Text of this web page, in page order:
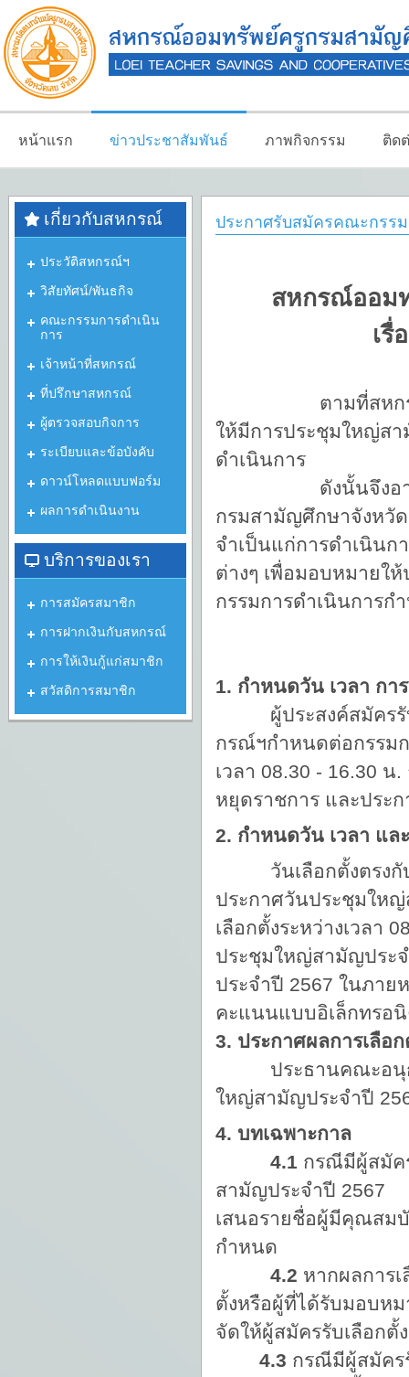
หน้าแรก ข่าวประชาสัมพันธ์ ภาพกิจกรรม ติด
ประกาศรับสมัครคณะกรรม
สหกรณ์ออม
เรื่
ตามที่สหกรณ์ออม
ให้มีการประชุมใหญ่สา
ดำเนินการ
ดังนั้นจึงอาศัยอำ
กรมสามัญศึกษาจังหวั
จำเป็นแก่การดำเนินก
ต่างๆ เพื่อมอบหมาย
กรรมการดำเนินการก
1. กำหนดวัน เวลา กา
ผู้ประสงค์สมัครรับเ
กรณ์ฯกำหนดต่อกรรม
เวลา 08.30 - 16.30
หยุดราชการ และประ
2. กำหนดวัน เวลา แล
วันเลือกตั้งตรงกับวั
ประกาศวันประชุมให
เลือกตั้งระหว่างเวลา
ประชุมใหญ่สามัญประ
ประจำปี 2567 ในภาย
คะแนนแบบอิเล็กทรอ
3. ประกาศผลการเลือก
ประธานคณะอนุกรร
ใหญ่สามัญประจำปี
4. บทเฉพาะกาล
4.1 กรณีมีผู้สมัค
สามัญประจำปี 2567
เสนอรายชื่อผู้มีคุณสม
กำหนด
4.2 หากผลการ
ตั้งหรือผู้ที่ได้รับมอบห
จัดให้ผู้สมัครรับเลือกตั้
4.3 กรณีมีผู้สมัคร
เกี่ยวกับสหกรณ์
ประวัติสหกรณ์ฯ
วิสัยทัศน์/พันธกิจ
คณะกรรมการดำเนิน
การ
เจ้าหน้าที่สหกรณ์
ที่ปรึกษาสหกรณ์
ผู้ตรวจสอบกิจการ
ระเบียบและข้อบังคับ
ดาวน์โหลดแบบฟอร์ม
ผลการดำเนินงาน
บริการของเรา
การสมัครสมาชิก
การฝากเงินกับสหกรณ์
การให้เงินกู้แก่สมาชิก
สวัสดิการสมาชิก